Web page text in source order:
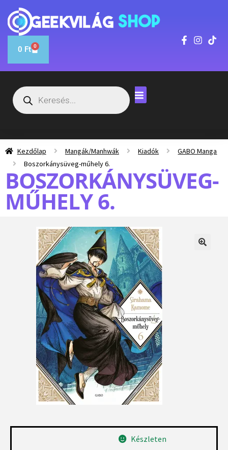
0 Ft 0
Kezdőlap Mangák/Manhwák Kiadók
GABO Manga
Boszorkánysüveg-műhely 6.
BOSZORKÁNYSÜVEG-
MŰHELY 6.
Készleten